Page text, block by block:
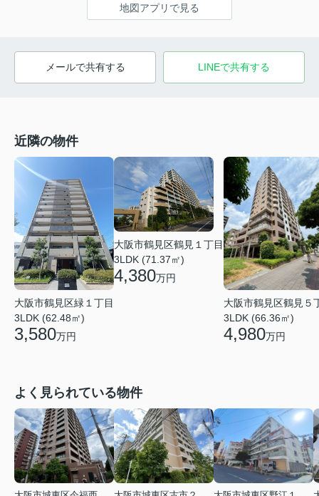
地図アプリで見る
メールで共有する LINEで共有する
近隣の物件
大阪市鶴見区緑１丁目
3LDK (62.48㎡)
3,580万円
大阪市鶴見区鶴見１丁目
3LDK (71.37㎡)
4,380万円
大阪市鶴見区鶴見５
3LDK (66.36㎡)
4,980万円
よく見られている物件